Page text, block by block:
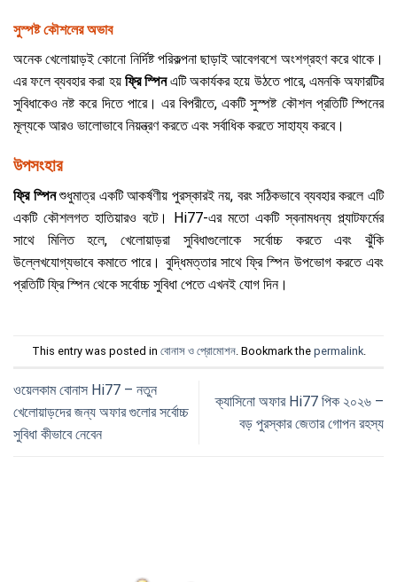
সুস্পষ্ট কৌশলের অভাব
অনেক খেলোয়াড়ই কোনো নির্দিষ্ট পরিকল্পনা ছাড়াই আবেগবশে অংশগ্রহণ করে থাকে।
এর ফলে ব্যবহার করা হয়ফ্রি স্পিনএটি অকার্যকর হয়ে উঠতে পারে, এমনকি অফারটির
সুবিধাকেও নষ্ট করে দিতে পারে। এর বিপরীতে, একটি সুস্পষ্ট কৌশল প্রতিটি স্পিনের
মূল্যকে আরও ভালোভাবে নিয়ন্ত্রণ করতে এবং সর্বাধিক করতে সাহায্য করবে।
উপসংহার
ফ্রি স্পিনশুধুমাত্র একটি আকর্ষণীয় পুরস্কারই নয়, বরং সঠিকভাবে ব্যবহার করলে এটি
একটি কৌশলগত হাতিয়ারও বটে। Hi77-এর মতো একটি স্বনামধন্য প্ল্যাটফর্মের
সাথে মিলিত হলে, খেলোয়াড়রা সুবিধাগুলোকে সর্বোচ্চ করতে এবং ঝুঁকি
উল্লেখযোগ্যভাবে কমাতে পারে। বুদ্ধিমত্তার সাথে ফ্রি স্পিন উপভোগ করতে এবং
প্রতিটি ফ্রি স্পিন থেকে সর্বোচ্চ সুবিধা পেতে এখনই যোগ দিন।
This entry was posted in বোনাস ও প্রোমোশন. Bookmark the permalink.
ওয়েলকাম বোনাস Hi77 – নতুন
খেলোয়াড়দের জন্য অফার গুলোর সর্বোচ্চ
সুবিধা কীভাবে নেবেন
ক্যাসিনো অফার Hi77 পিক ২০২৬ –
বড় পুরস্কার জেতার গোপন রহস্য